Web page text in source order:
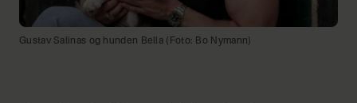
Gustav Salinas og hunden Bella (Foto: Bo Nymann)